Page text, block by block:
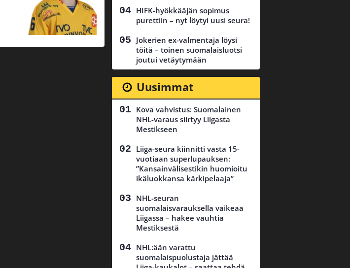
HIFK-hyökkääjän sopimus
purettiin – nyt löytyi uusi seura!
Jokerien ex-valmentaja löysi
töitä – toinen suomalaisluotsi
joutui vetäytymään
Uusimmat
Kova vahvistus: Suomalainen
NHL-varaus siirtyy Liigasta
Mestikseen
Liiga-seura kiinnitti vasta 15-
vuotiaan superlupauksen:
”Kansainvälisestikin huomioitu
ikäluokkansa kärkipelaaja”
NHL-seuran
suomalaisvarauksella vaikeaa
Liigassa – hakee vauhtia
Mestiksestä
NHL:ään varattu
suomalaispuolustaja jättää